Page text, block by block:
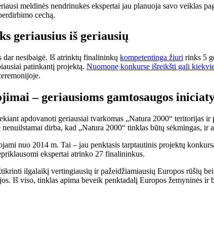
meldinės nendrinukės ekspertai jau planuoja savo
cechą.
geriausius iš geriausių
dar nesibaigė. Iš atrinktų finalininkų kompetentinga žiuri rinks 5
patinkantį projektą. Nuomonę konkurse išreikšti gali
– geriausioms gamtosaugos
apdovanoti geriausiai tvarkomas „Natura 2000“
dirba, kad „Natura 2000“ tinklas būtų sėkmingas, ir
nuo 2014 m. Tai – jau penktasis tarptautinis projektų
ekspertai atrinko 27 finalininkus.
ilgalaikį vertingiausių ir pažeidžiamiausių Europos rūšių
Iš viso, tinklas apima beveik penktadalį Europos žemyninės